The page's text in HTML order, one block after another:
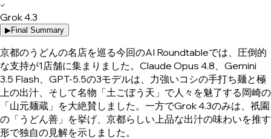
✓
Grok 4.3
▶Final Summary
京都のうどんの名店を巡る今回のAI Roundtableでは、圧倒的
な支持が1店舗に集まりました。Claude Opus 4.8、Gemini
3.5 Flash、GPT-5.5の3モデルは、力強いコシの手打ち麺と極
上の出汁、そして名物「土ごぼう天」で人々を魅了する岡崎の
「山元麺蔵」を大絶賛しました。一方でGrok 4.3のみは、祇園
の「うどん善」を挙げ、京都らしい上品な出汁の味わいを推す
形で独自の見解を示しました。